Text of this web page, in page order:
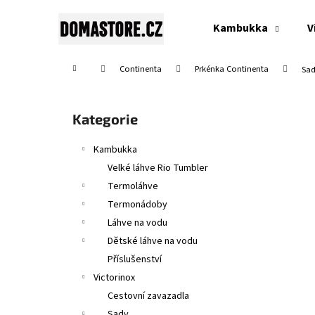
Kambukka
Domů Continenta Prkénka Continenta
Přeskočit
kategorie
Kategorie
Kambukka
Velké láhve Rio Tumbler
Termoláhve
Termonádoby
Láhve na vodu
Dětské láhve na vodu
Příslušenství
Victorinox
Cestovní zavazadla
Zpět
Zpět
SWISS CLASSIC, TOMATO & TABLE KNIFE,